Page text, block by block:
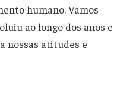
humano. Vamos
ao longo dos anos e
nossas atitudes e